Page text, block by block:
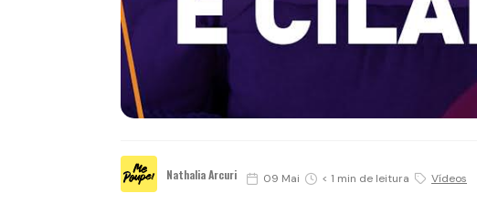
Nathalia Arcuri 09 Mai < 1 min de leitura Vídeos